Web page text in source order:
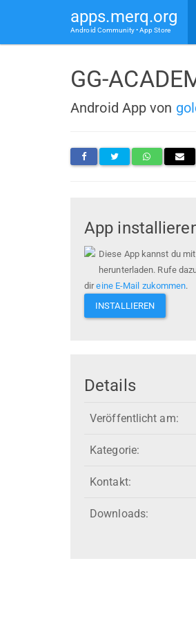
apps.merq.org
Android Community • App Store
GG-
Android App von
App
Diese App kannst du
herunterladen. Rufe
direine E-Mail zukommen.
INSTALLIEREN
Details
Veröffentlicht am:
Kategorie:
Kontakt:
Downloads: